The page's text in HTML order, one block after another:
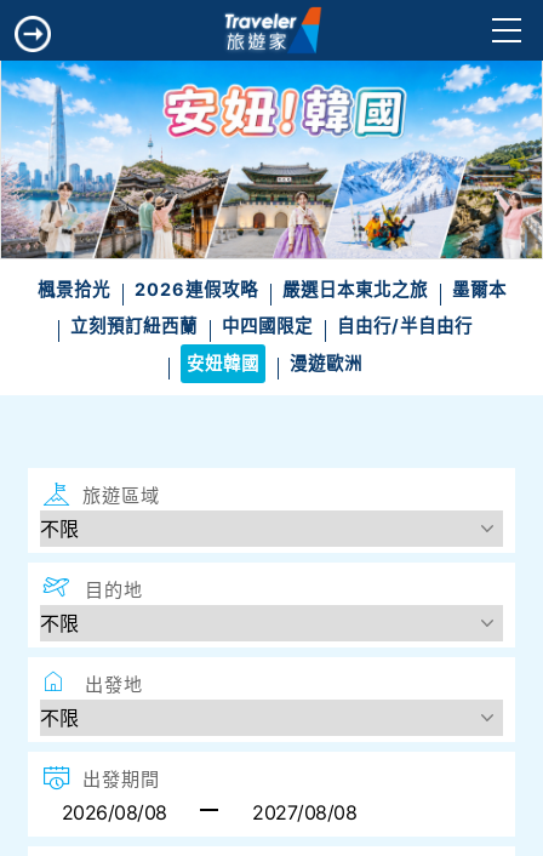
楓景拾光 2026連假攻略 嚴選日本東北之旅
墨爾本
立刻預訂紐西蘭
中四國限定
自由行/半自由行
安妞韓國
漫遊歐洲
旅遊區域
目的地
出發地
出發期間